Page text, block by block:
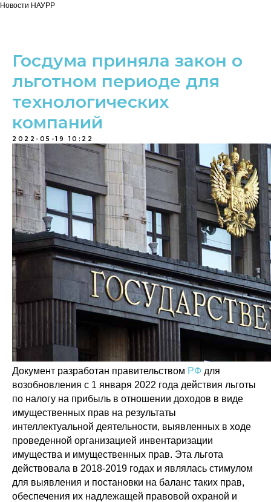
Новости НАУРР
Госдума приняла закон о
льготном периоде для
технологических
компаний
2022-05-19 10:22
Документ разработан правительством РФ для
возобновления с 1 января 2022 года действия льготы
по налогу на прибыль в отношении доходов в виде
имущественных прав на результаты
интеллектуальной деятельности, выявленных в ходе
проведенной организацией инвентаризации
имущества и имущественных прав. Эта льгота
действовала в 2018-2019 годах и являлась стимулом
для выявления и постановки на баланс таких прав,
обеспечения их надлежащей правовой охраной и